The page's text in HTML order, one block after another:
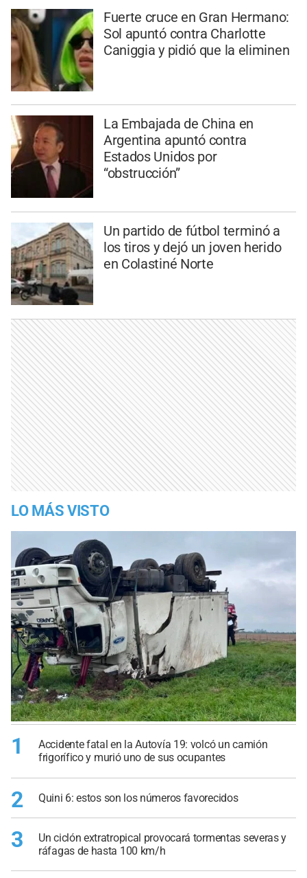
Fuerte cruce en Gran Hermano:
Sol apuntó contra Charlotte
Caniggia y pidió que la eliminen
La Embajada de China en
Argentina apuntó contra
Estados Unidos por
“obstrucción”
Un partido de fútbol terminó a
los tiros y dejó un joven herido
en Colastiné Norte
LO MÁS VISTO
1
Accidente fatal en la Autovía 19: volcó un camión
frigorífico y murió uno de sus ocupantes
2 Quini 6: estos son los números favorecidos
3
Un ciclón extratropical provocará tormentas severas y
ráfagas de hasta 100 km/h